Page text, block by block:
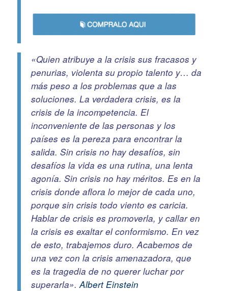
«Quien atribuye a la crisis sus fracasos y
penurias, violenta su propio talento y… da
más peso a los problemas que a las
soluciones. La verdadera crisis, es la
crisis de la incompetencia. El
inconveniente de las personas y los
países es la pereza para encontrar la
salida. Sin crisis no hay desafíos, sin
desafíos la vida es una rutina, una lenta
agonía. Sin crisis no hay méritos. Es en la
crisis donde aflora lo mejor de cada uno,
porque sin crisis todo viento es caricia.
Hablar de crisis es promoverla, y callar en
la crisis es exaltar el conformismo. En vez
de esto, trabajemos duro. Acabemos de
una vez con la crisis amenazadora, que
es la tragedia de no querer luchar por
superarla». Albert Einstein